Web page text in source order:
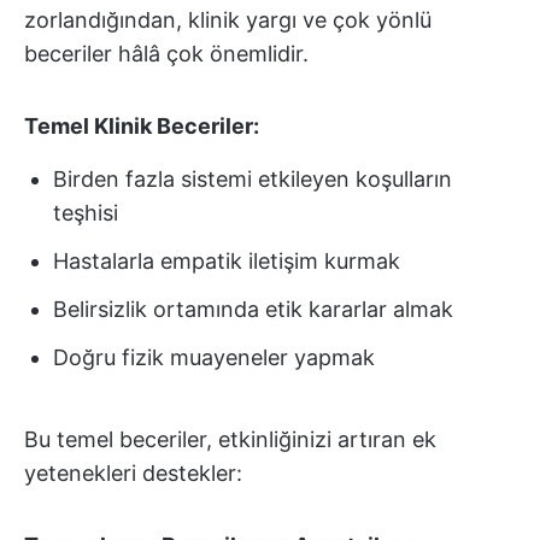
zorlandığından, klinik yargı ve çok yönlü
beceriler hâlâ çok önemlidir.
Temel Klinik Beceriler:
Birden fazla sistemi etkileyen koşulların
teşhisi
Hastalarla empatik iletişim kurmak
Belirsizlik ortamında etik kararlar almak
Doğru fizik muayeneler yapmak
Bu temel beceriler, etkinliğinizi artıran ek
yetenekleri destekler: